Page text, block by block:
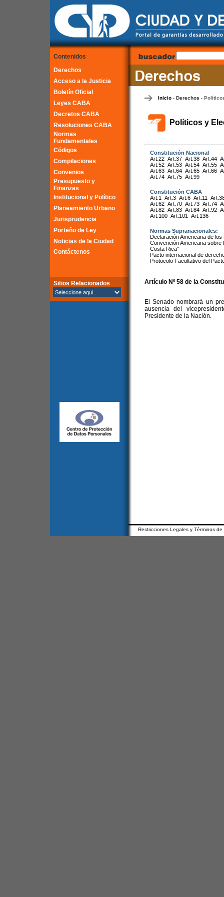
Contenidos
Derechos
Acceso a la Justicia
Boletín Oficial
Leyes CABA
Decretos CABA
Resoluciones CABA
Normas
Fundamentales
Códigos
Compilaciones
Convenios
Presupuesto y
Finanzas
Institucional y Político
Planeamiento Urbano
Jurisprudencia
Porteño de Ley
Noticias de la Ciudad
Contáctenos
Sitios Relacionados
Inicio- Derechos -
Políticos y
Constitución Nacional
Art.22 Art.37 Art.38 Art.44
Art.52 Art.53 Art.54 Art.55
Art.63 Art.64 Art.65 Art.66
Art.74 Art.75 Art.99
Constitución CABA
Art.1
Art.3 Art.6 Art.11
Art.62 Art.70 Art.73 Art.74
Art.82 Art.83 Art.84 Art.92
Art.100 Art.101 Art.136
Normas Supranacionales:
Declaración Americana de
Convención Americana
Costa Rica"
Pacto internacional de
Protocolo Facultativo del
Artículo Nº 58 de la
El Senado nombrará un
ausencia del
Presidente de la Nación.
Restricciones Legales y Términos de